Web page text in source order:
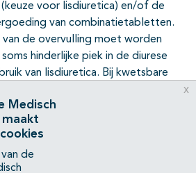
voor lisdiuretica) en/of de
van combinatietabletten.
van de overvulling moet worden
hinderlijke piek in de diurese
van lisdiuretica. Bij kwetsbare
te stoppen en verlagen
bij een diastolische
ongeacht de hoogte van de
Overweeg verwijzing naar een ter
Medisch
maakt
de
x